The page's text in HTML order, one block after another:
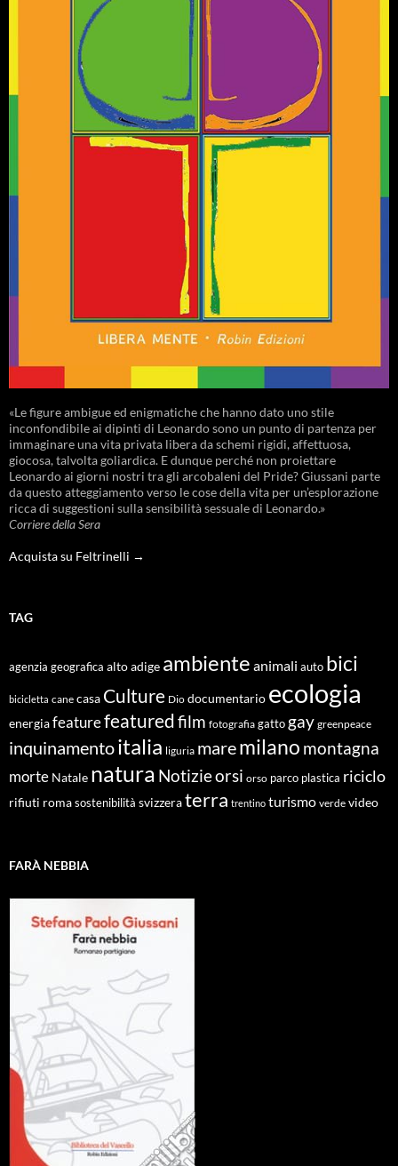
«Le figure ambigue ed enigmatiche che hanno dato uno stile
inconfondibile ai dipinti di Leonardo sono un punto di partenza per
immaginare una vita privata libera da schemi rigidi, affettuosa,
giocosa, talvolta goliardica. E dunque perché non proiettare
Leonardo ai giorni nostri tra gli arcobaleni del Pride? Giussani parte
da questo atteggiamento verso le cose della vita per un’esplorazione
ricca di suggestioni sulla sensibilità sessuale di Leonardo.»
Corriere della Sera
Acquista su Feltrinelli →
TAG
agenzia geografica alto adige ambiente animali auto bici
bicicletta cane casa Culture Dio documentario ecologia
energiafeaturefeaturedfilm fotografia gatto gay greenpeace
inquinamentoitalia liguria maremilano montagna
morte Natale natura Notizieorsi orso parco plastica riciclo
rifiuti roma sostenibilità svizzeraterra trentino turismo verde video
FARÀ NEBBIA